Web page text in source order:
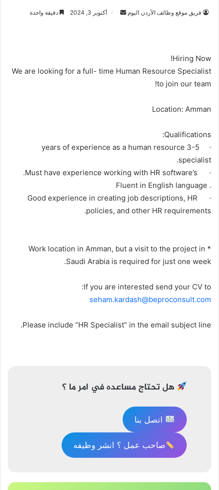
فريق موقع وظائف الأردن اليوم
أرسل أكتوبر 3, 2024 دقيقة واحدة
Hiring Now!
We are looking for a full- time Human Resource Specialist
to join our team!
Location: Amman
Qualifications:
· 3-5 years of experience as a human resource
specialist.
· Must have experience working with HR software’s.
. Fluent in English language
· Good experience in creating job descriptions, HR
policies, and other HR requirements.
* Work location in Amman, but a visit to the project in
Saudi Arabia is required for just one week.
If you are interested send your CV to:
seham.kardash@beproconsult.com
Please include “HR Specialist” in the email subject line.
هل تحتاج مساعده في امر ما ؟
اتصل بنا
صاحب عمل ؟ انشر وظيفه